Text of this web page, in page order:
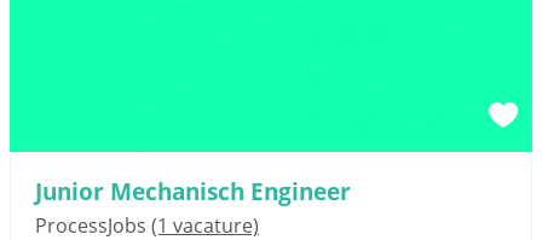
Junior Mechanisch Engineer
ProcessJobs (1 vacature)